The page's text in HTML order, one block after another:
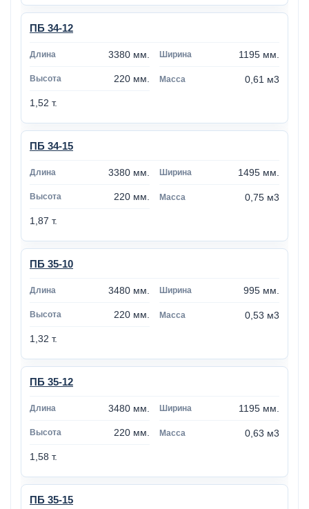
ПБ 34-12
3380 мм. 1195 мм.
220 мм. 0,61 м3
1,52 т.
ПБ 34-15
3380 мм. 1495 мм.
220 мм. 0,75 м3
1,87 т.
ПБ 35-10
3480 мм. 995 мм.
220 мм. 0,53 м3
1,32 т.
ПБ 35-12
3480 мм. 1195 мм.
220 мм. 0,63 м3
1,58 т.
ПБ 35-15